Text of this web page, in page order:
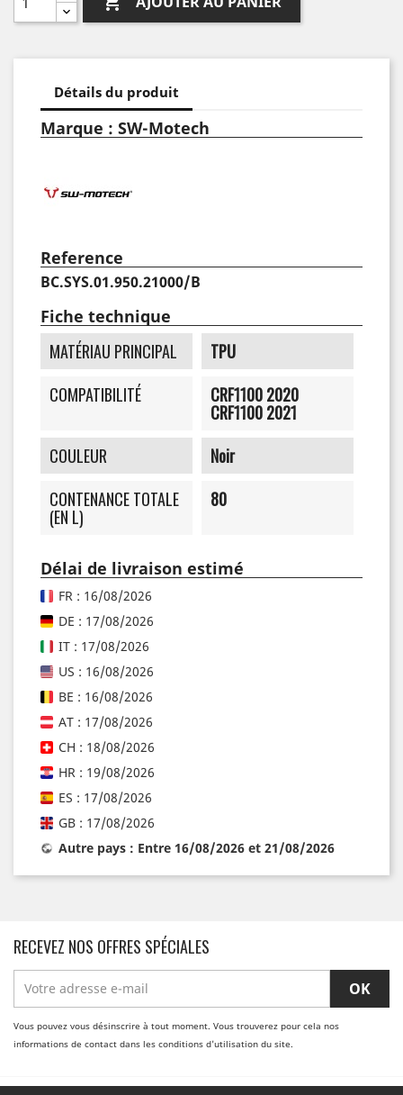
Détails du produit
Marque : SW-Motech
Reference
BC.SYS.01.950.21000/B
Fiche technique
MATÉRIAU PRINCIPAL
TPU
COMPATIBILITÉ
CRF1100 2020
CRF1100 2021
COULEUR
Noir
CONTENANCE TOTALE
(EN L)
80
Délai de livraison estimé
FR : 16/08/2026
DE : 17/08/2026
IT : 17/08/2026
US : 16/08/2026
BE : 16/08/2026
AT : 17/08/2026
CH : 18/08/2026
HR : 19/08/2026
ES : 17/08/2026
GB : 17/08/2026
Autre pays : Entre 16/08/2026 et 21/08/2026
RECEVEZ NOS OFFRES SPÉCIALES
Vous pouvez vous désinscrire à tout moment. Vous trouverez pour cela nos
informations de contact dans les conditions d'utilisation du site.